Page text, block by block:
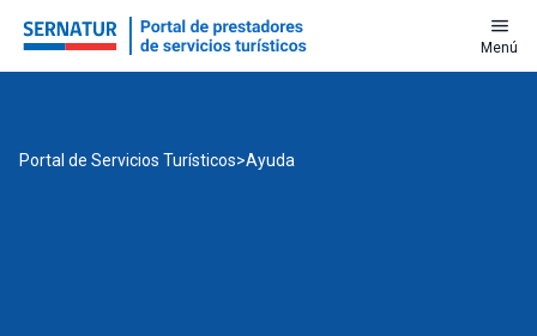
menu
Menú
Portal de Servicios Turísticos>Ayuda